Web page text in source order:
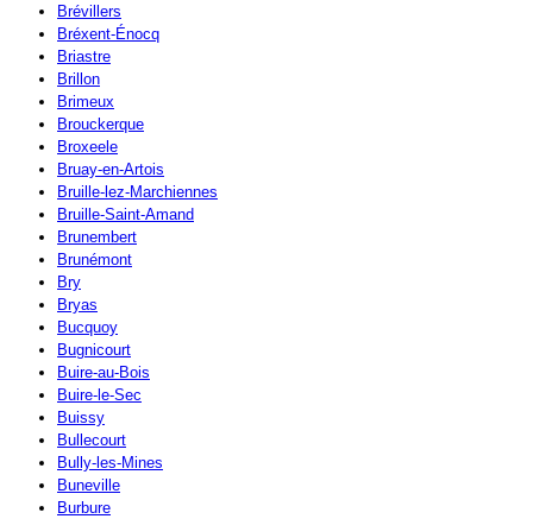
Brévillers
Bréxent-Énocq
Briastre
Brillon
Brimeux
Brouckerque
Broxeele
Bruay-en-Artois
Bruille-lez-Marchiennes
Bruille-Saint-Amand
Brunembert
Brunémont
Bry
Bryas
Bucquoy
Bugnicourt
Buire-au-Bois
Buire-le-Sec
Buissy
Bullecourt
Bully-les-Mines
Buneville
Burbure